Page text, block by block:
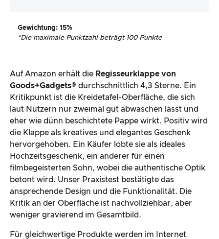
Gewichtung: 15%
*Die maximale Punktzahl beträgt 100 Punkte
Auf Amazon erhält die Regisseurklappe von
Goods+Gadgets® durchschnittlich 4,3 Sterne. Ein
Kritikpunkt ist die Kreidetafel-Oberfläche, die sich
laut Nutzern nur zweimal gut abwaschen lässt und
eher wie dünn beschichtete Pappe wirkt. Positiv wird
die Klappe als kreatives und elegantes Geschenk
hervorgehoben. Ein Käufer lobte sie als ideales
Hochzeitsgeschenk, ein anderer für einen
filmbegeisterten Sohn, wobei die authentische Optik
betont wird. Unser Praxistest bestätigte das
ansprechende Design und die Funktionalität. Die
Kritik an der Oberfläche ist nachvollziehbar, aber
weniger gravierend im Gesamtbild.
Für gleichwertige Produkte werden im Internet